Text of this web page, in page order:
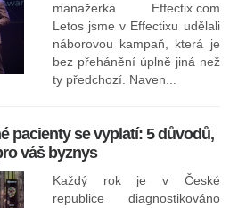
manažerka Effectix.com
Letos jsme v Effectixu udělali
náborovou kampaň, která je
bez přehánění úplně jiná než
ty předchozí. Naven...
pacienty se vyplatí: 5 důvodů,
váš byznys
Každý rok je v České
republice diagnostikováno